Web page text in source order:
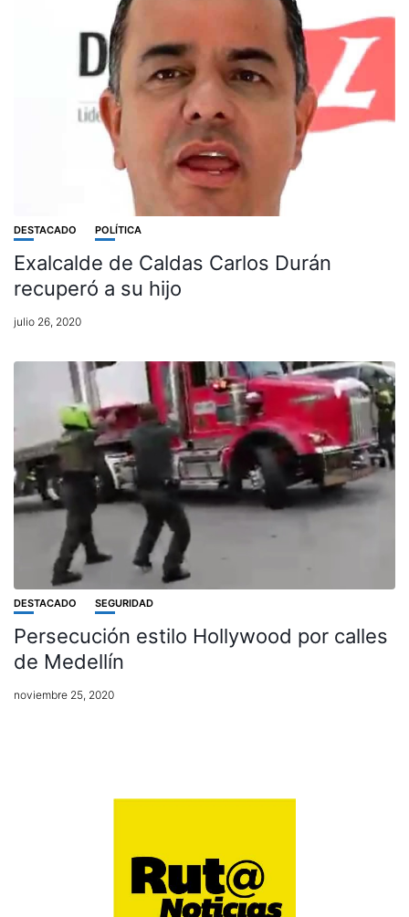
DESTACADO POLÍTICA
Exalcalde de Caldas Carlos Durán
recuperó a su hijo
julio 26, 2020
DESTACADO SEGURIDAD
Persecución estilo Hollywood por calles
de Medellín
noviembre 25, 2020